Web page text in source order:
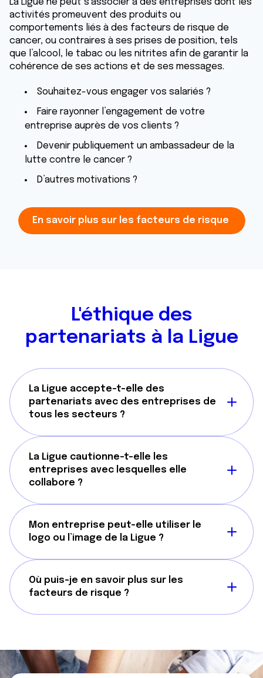
La Ligue ne peut s’associer à des entreprises dont les
activités promeuvent des produits ou
comportements liés à des facteurs de risque de
cancer, ou contraires à ses prises de position, tels
que l’alcool, le tabac ou les nitrites afin de garantir la
cohérence de ses actions et de ses messages.
Souhaitez-vous engager vos salariés ?
Faire rayonner l’engagement de votre
entreprise auprès de vos clients ?
Devenir publiquement un ambassadeur de la
lutte contre le cancer ?
D’autres motivations ?
En savoir plus sur les facteurs de risque
L'éthique des
partenariats à la Ligue
La Ligue accepte-t-elle des
partenariats avec des entreprises de
tous les secteurs ?
La Ligue cautionne-t-elle les
entreprises avec lesquelles elle
collabore ?
Mon entreprise peut-elle utiliser le
logo ou l’image de la Ligue ?
Où puis-je en savoir plus sur les
facteurs de risque ?